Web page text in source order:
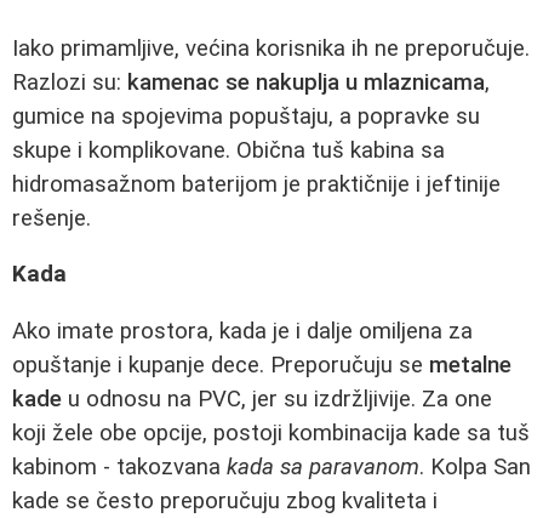
Iako primamljive, većina korisnika ih ne preporučuje.
Razlozi su: kamenac se nakuplja u mlaznicama,
gumice na spojevima popuštaju, a popravke su
skupe i komplikovane. Obična tuš kabina sa
hidromasažnom baterijom je praktičnije i jeftinije
rešenje.
Kada
Ako imate prostora, kada je i dalje omiljena za
opuštanje i kupanje dece. Preporučuju se metalne
kade u odnosu na PVC, jer su izdržljivije. Za one
koji žele obe opcije, postoji kombinacija kade sa tuš
kabinom - takozvana kada sa paravanom. Kolpa San
kade se često preporučuju zbog kvaliteta i